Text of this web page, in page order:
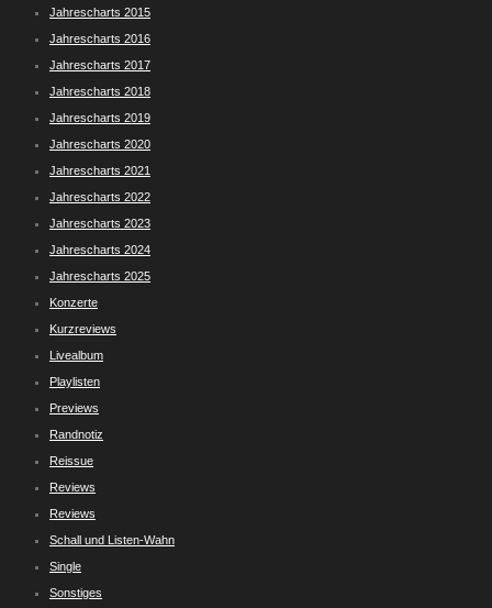
Jahrescharts 2015
Jahrescharts 2016
Jahrescharts 2017
Jahrescharts 2018
Jahrescharts 2019
Jahrescharts 2020
Jahrescharts 2021
Jahrescharts 2022
Jahrescharts 2023
Jahrescharts 2024
Jahrescharts 2025
Konzerte
Kurzreviews
Livealbum
Playlisten
Previews
Randnotiz
Reissue
Reviews
Reviews
Schall und Listen-Wahn
Single
Sonstiges